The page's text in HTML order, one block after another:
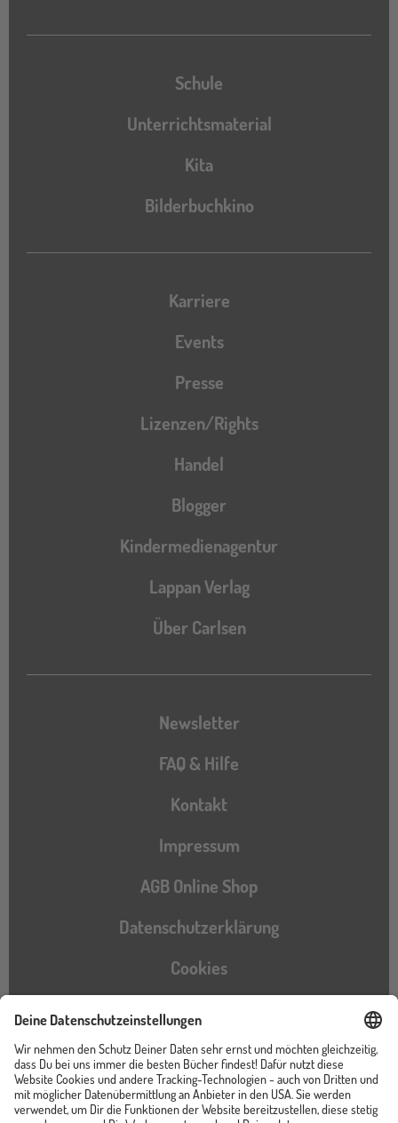
Schule
Unterrichtsmaterial
Kita
Bilderbuchkino
Karriere
Events
Presse
Lizenzen/Rights
Handel
Blogger
Kindermedienagentur
Lappan Verlag
Über Carlsen
Newsletter
FAQ & Hilfe
Kontakt
Impressum
AGB Online Shop
Datenschutzerklärung
Cookies
Barrierefreiheitserklärung
Instagram
TikTokPinterestYouTubeFacebook